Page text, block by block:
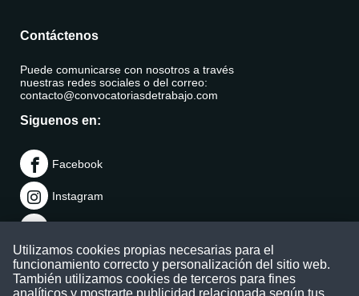
Contáctenos
Puede comunicarse con nosotros a través
nuestras redes sociales o del correo:
contacto@convocatoriasdetrabajo.com
Siguenos en:
Facebook
Instagram
Telegram
TikTok
Utilizamos cookies propias necesarias para el
funcionamiento correcto y personalización del sitio web.
También utilizamos cookies de terceros para fines
analíticos y mostrarte publicidad relacionada según tus